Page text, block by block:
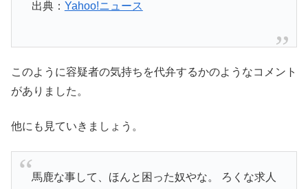
出典： Yahoo!ニュース
このように容疑者の気持ちを代弁するかのようなコメント
がありました。
他にも見ていきましょう。
馬鹿な事して、ほんと困った奴やな。 ろくな求人